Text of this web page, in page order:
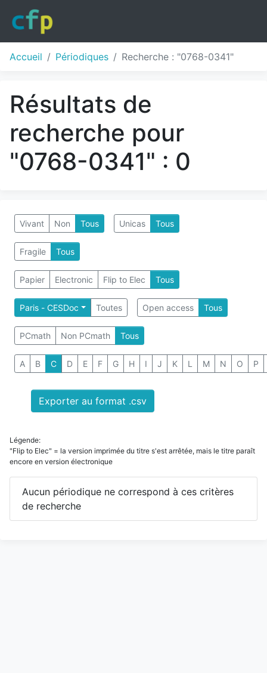
Accueil Périodiques Recherche : "0768-0341"
Résultats de
recherche pour
"0768-0341" : 0
Vivant Non Tous Unicas Tous
Fragile Tous
Papier Electronic Flip to Elec Tous
Paris - CESDoc Toutes Open access Tous
PCmath Non PCmath Tous
A B C D E F G H I J K L M N O P
Exporter au format .csv
Légende:
"Flip to Elec" = la version imprimée du titre s'est arrêtée, mais le titre paraît
encore en version électronique
Aucun périodique ne correspond à ces critères
de recherche